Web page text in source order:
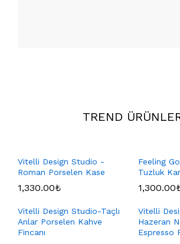
TREND
Vitelli Design Studio -
Roman Porselen Kase
1,330.00₺
Feeling
Tuzluk
1,300.00
Vitelli Design Studio-Taçlı
Anlar Porselen Kahve
Fincanı
Vitelli
Hazeran
Espresso